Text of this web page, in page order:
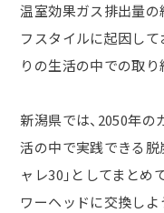
温室効果ガス排出量の
フスタイルに起因して
りの生活の中での取り
新潟県では、 2050年の
活の中で実践できる脱
ャレ30 」としてまとめ
ワーヘッドに交換しよ